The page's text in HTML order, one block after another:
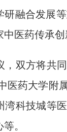
研融合发展
医药传承创
方将共同
医药大学附
湾科技城等
。